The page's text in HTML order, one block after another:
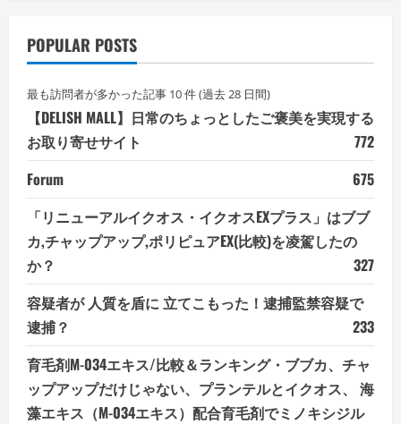
POPULAR POSTS
最も訪問者が多かった記事 10 件 (過去 28 日間)
【DELISH MALL】日常のちょっとしたご褒美を実現する
お取り寄せサイト
772
Forum
675
「リニューアルイクオス・イクオスEXプラス」はブブ
カ,チャップアップ,ポリピュアEX(比較)を凌駕したの
か？
327
容疑者が 人質を盾に 立てこもった！逮捕監禁容疑で
逮捕？
233
育毛剤M-034エキス/比較＆ランキング・ブブカ、チャ
ップアップだけじゃない、プランテルとイクオス、 海
藻エキス（M-034エキス）配合育毛剤でミノキシジル